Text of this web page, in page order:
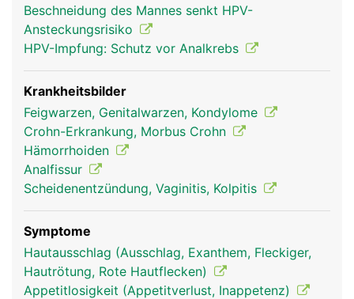
anus frau
Beschneidung des Mannes senkt HPV-
Ansteckungsrisiko
HPV-Impfung: Schutz vor Analkrebs
Krankheitsbilder
Feigwarzen, Genitalwarzen, Kondylome
Crohn-Erkrankung, Morbus Crohn
Hämorrhoiden
Analfissur
Scheidenentzündung, Vaginitis, Kolpitis
Symptome
Hautausschlag (Ausschlag, Exanthem, Fleckiger,
Hautrötung, Rote Hautflecken)
Appetitlosigkeit (Appetitverlust, Inappetenz)